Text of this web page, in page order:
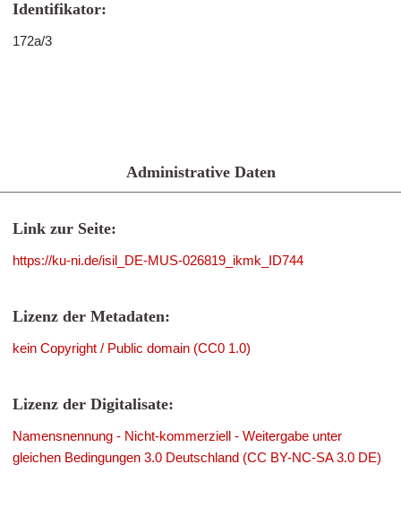
Identifikator:
172a/3
Administrative Daten
Link zur Seite:
https://ku-ni.de/isil_DE-MUS-026819_ikmk_ID744
Lizenz der Metadaten:
kein Copyright / Public domain (CC0 1.0)
Lizenz der Digitalisate:
Namensnennung - Nicht-kommerziell - Weitergabe unter
gleichen Bedingungen 3.0 Deutschland (CC BY-NC-SA 3.0 DE)